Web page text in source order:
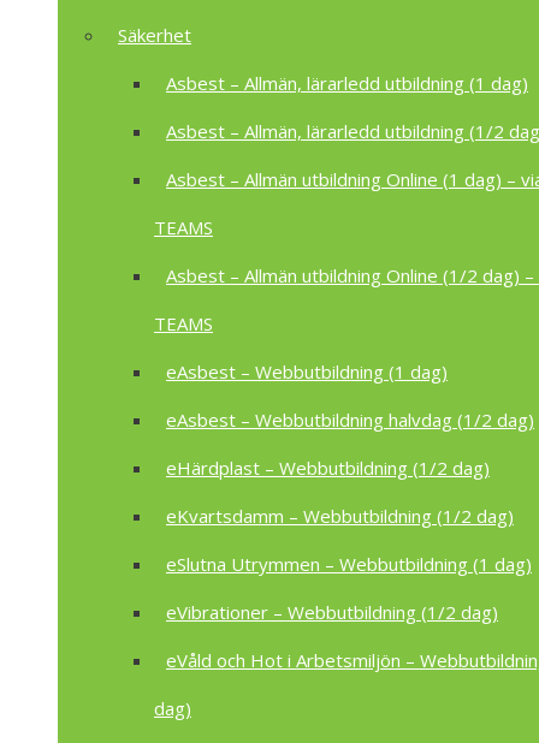
Säkerhet
Asbest – Allmän, lärarledd utbildning (1 dag)
Asbest – Allmän, lärarledd utbildning (1/2
Asbest – Allmän utbildning Online (1 dag) –
TEAMS
Asbest – Allmän utbildning Online (1/2 dag) –
TEAMS
eAsbest – Webbutbildning (1 dag)
eAsbest – Webbutbildning halvdag (1/2 dag)
eHärdplast – Webbutbildning (1/2 dag)
eKvartsdamm – Webbutbildning (1/2 dag)
eSlutna Utrymmen – Webbutbildning (1 dag)
eVibrationer – Webbutbildning (1/2 dag)
eVåld och Hot i Arbetsmiljön –
dag)